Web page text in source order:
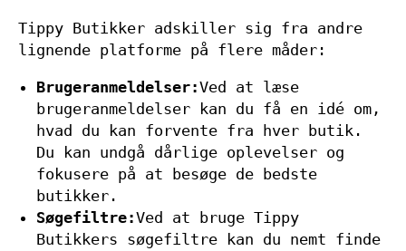
Tippy Butikker adskiller sig fra andre
lignende platforme på flere måder:
Brugeranmeldelser:Ved at læse
brugeranmeldelser kan du få en idé om,
hvad du kan forvente fra hver butik.
Du kan undgå dårlige oplevelser og
fokusere på at besøge de bedste
butikker.
Søgefiltre:Ved at bruge Tippy
Butikkers søgefiltre kan du nemt finde